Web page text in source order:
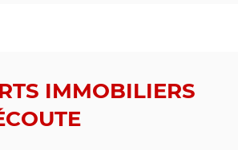
IMMOBILIERS